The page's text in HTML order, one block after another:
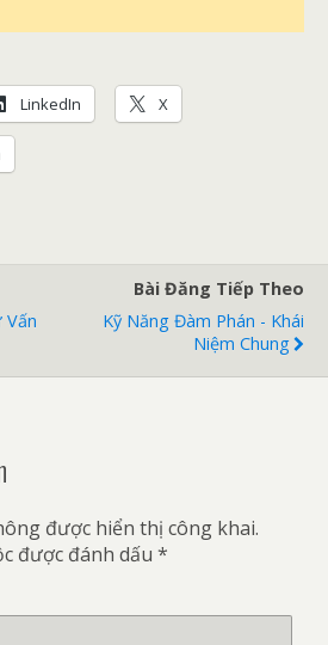
LinkedIn X
Vấn
Bài Đăng Tiếp Theo
Kỹ Năng Đàm Phán - Khái
Niệm Chung
được hiển thị công khai.
được đánh dấu *